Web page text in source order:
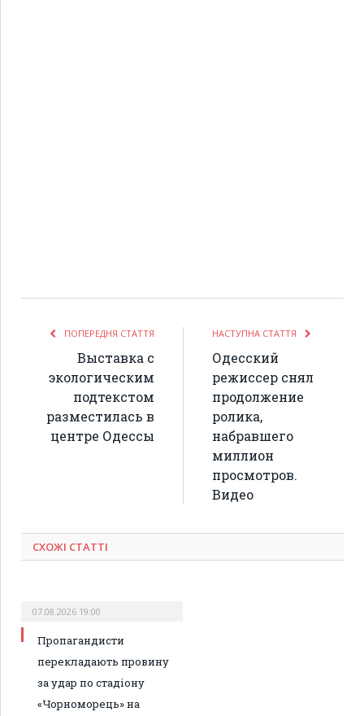
ПОПЕРЕДНЯ СТАТТЯ
Выставка с
экологическим
подтекстом
разместилась в
центре Одессы
НАСТУПНА СТАТТЯ
Одесский
режиссер снял
продолжение
ролика,
набравшего
миллион
просмотров.
Видео
СХОЖІ СТАТТІ
07.08.2026 19:00
Пропагандисти
перекладають провину
за удар по стадіону
«Чорноморець» на